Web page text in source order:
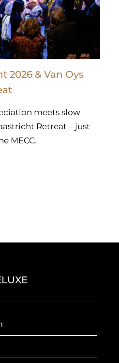
2026 & Van Oys
meets slow
Retreat – just
MECC.